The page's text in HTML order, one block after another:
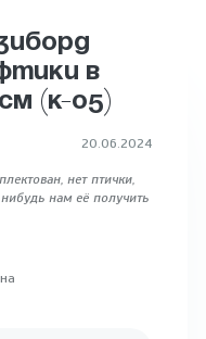
В
(К-05)
20.06.2024
нет птички,
нам её получить